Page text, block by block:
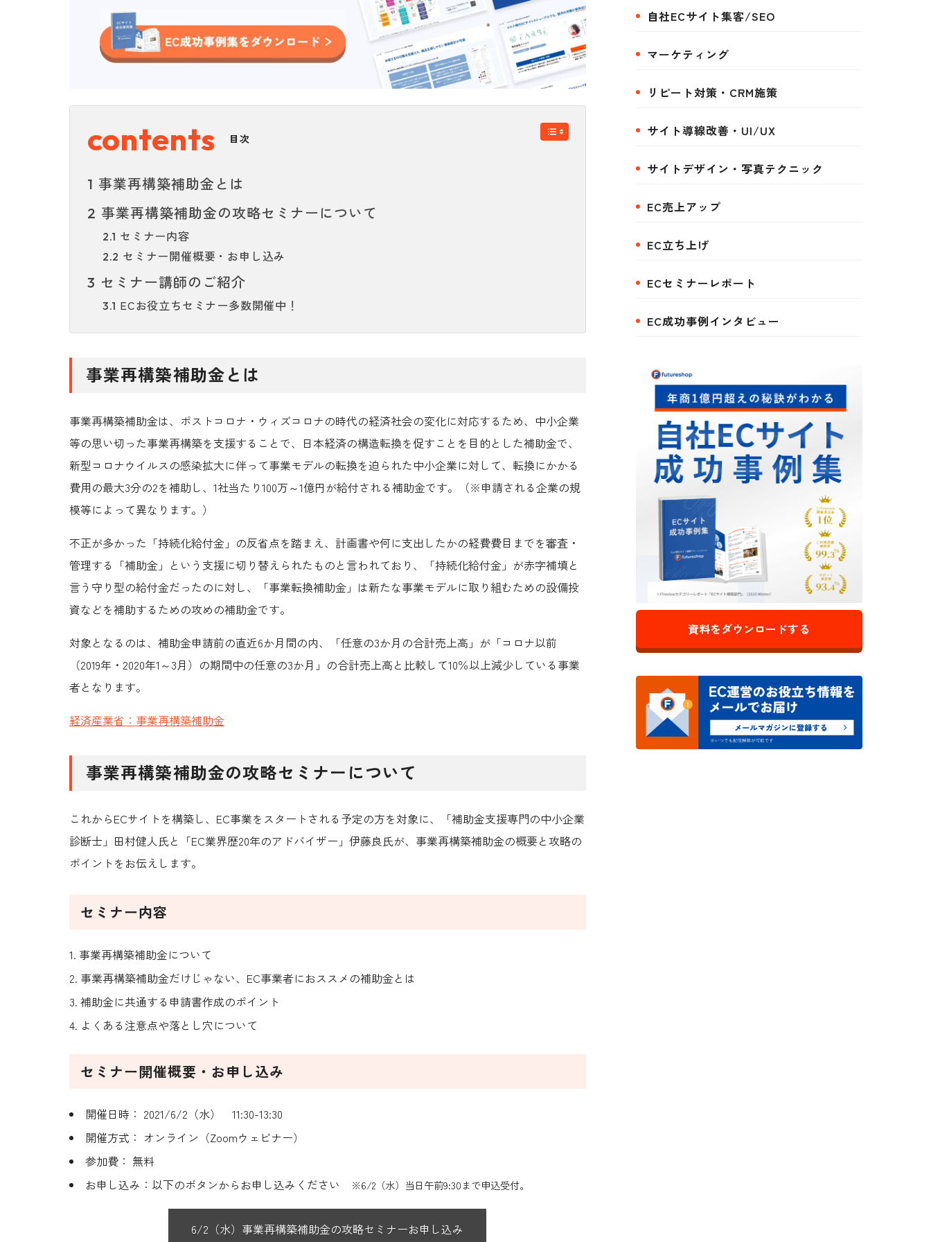
目次
1 事業再構築補助金とは
2 事業再構築補助金の攻略セミナーについて
2.1 セミナー内容
2.2 セミナー開催概要・お申し込み
3 セミナー講師のご紹介
3.1 ECお役立ちセミナー多数開催中！
事業再構築補助金とは
事業再構築補助金は、ポストコロナ・ウィズコロナの時代の経済社会の変化に対応するため、中小企業
等の思い切った事業再構築を支援することで、日本経済の構造転換を促すことを目的とした補助金で、
新型コロナウイルスの感染拡大に伴って事業モデルの転換を迫られた中小企業に対して、転換にかかる
費用の最大3分の2を補助 し、1社当たり100万～1億円が給付される補助金です。（※申請される企業の規
模等によって異なります。）
不正が多かった「持続化給付金」の反省点を踏まえ、計画書や何に支出したかの経費費目までを審査・
管理する「補助金」という支援に切り替えられたものと言われており、「持続化給付金」が赤字補填と
言う守り型の給付金だったのに対し、「事業転換補助金」は新たな事業モデルに取り組むための設備投
資などを補助するための攻めの補助金です。
対象となるのは、補助金申請前の直近6か月間の内、「任意の3か月の合計売上高」が「コロナ以前
（2019年・2020年1～3月）の期間中の任意の3か月」の合計売上高と比較して10％以上減少している事業
者となります。
経済産業省：事業再構築補助金
事業再構築補助金の攻略セミナーについて
これからECサイトを構築し、EC事業をスタートされる予定の方を対象に、「補助金支援専門の中小企業
診断士」田村健人氏と「EC業界歴20年のアドバイザー」伊藤良氏が、 事業再構築補助金の概要と攻略の
ポイントをお伝え します。
セミナー内容
事業再構築補助金について
事業再構築補助金だけじゃない、EC事業者におススメの補助金とは
補助金に共通する申請書作成のポイント
よくある注意点や落とし穴について
セミナー開催概要・お申し込み
開催日時： 2021/6/2（水） 11:30-13:30
開催方式： オンライン（Zoomウェビナー）
参加費： 無料
お申し込み： 以下のボタンからお申し込みください ※6/2（水）当日午前9:30まで申込受付。
6/2（水）事業再構築補助金の攻略セミナーお申し込み
自社ECサイト集客/SEO
マーケティング
リピート対策・CRM施策
サイト導線改善・UI/UX
サイトデザイン・写真テクニック
EC売上アップ
EC立ち上げ
ECセミナーレポート
EC成功事例インタビュー
資料をダウンロードする